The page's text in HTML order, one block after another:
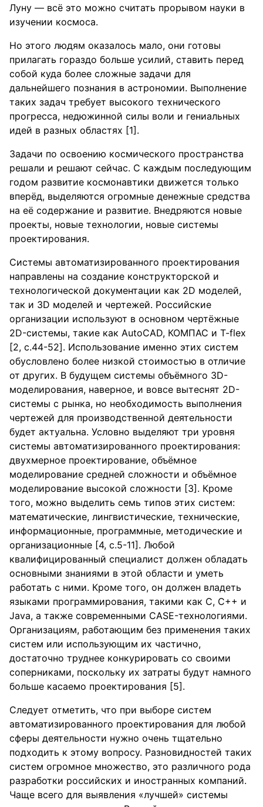
Луну — всё это можно считать прорывом науки в
изучении космоса.
Но этого людям оказалось мало, они готовы
прилагать гораздо больше усилий, ставить перед
собой куда более сложные задачи для
дальнейшего познания в астрономии. Выполнение
таких задач требует высокого технического
прогресса, недюжинной силы воли и гениальных
идей в разных областях [1].
Задачи по освоению космического пространства
решали и решают сейчас. С каждым последующим
годом развитие космонавтики движется только
вперёд, выделяются огромные денежные средства
на её содержание и развитие. Внедряются новые
проекты, новые технологии, новые системы
проектирования.
Системы автоматизированного проектирования
направлены на создание конструкторской и
технологической документации как 2D моделей,
так и 3D моделей и чертежей. Российские
организации используют в основном чертёжные
2D-системы, такие как AutoCAD, КОМПАС и T-flex
[2, с.44-52]. Использование именно этих систем
обусловлено более низкой стоимостью в отличие
от других. В будущем системы объёмного 3D-
моделирования, наверное, и вовсе вытеснят 2D-
системы с рынка, но необходимость выполнения
чертежей для производственной деятельности
будет актуальна. Условно выделяют три уровня
системы автоматизированного проектирования:
двухмерное проектирование, объёмное
моделирование средней сложности и объёмное
моделирование высокой сложности [3]. Кроме
того, можно выделить семь типов этих систем:
математические, лингвистические, технические,
информационные, программные, методические и
организационные [4, с.5-11]. Любой
квалифицированный специалист должен обладать
основными знаниями в этой области и уметь
работать с ними. Кроме того, он должен владеть
языками программирования, такими как С, С++ и
Java, а также современными CASE-технологиями.
Организациям, работающим без применения таких
систем или использующим их частично,
достаточно труднее конкурировать со своими
соперниками, поскольку их затраты будут намного
больше касаемо проектирования [5].
Следует отметить, что при выборе систем
автоматизированного проектирования для любой
сферы деятельности нужно очень тщательно
подходить к этому вопросу. Разновидностей таких
систем огромное множество, это различного рода
разработки российских и иностранных компаний.
Чаще всего для выявления «лучшей» системы